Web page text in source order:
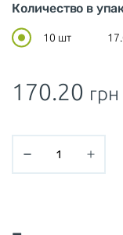
Количество в
10 шт
170.20 грн